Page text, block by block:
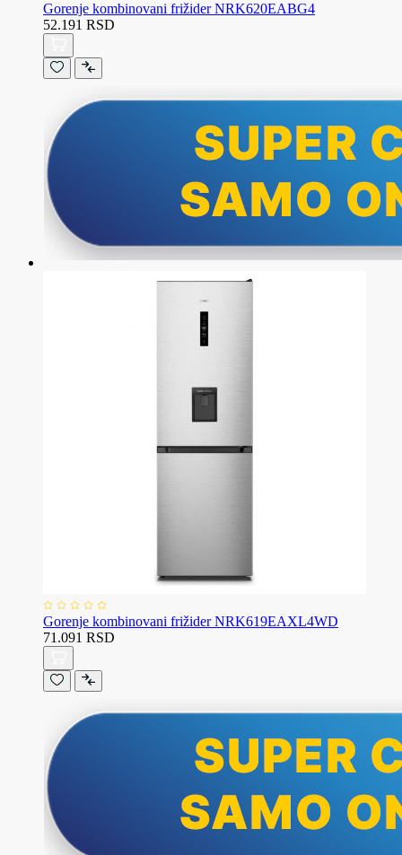
Gorenje kombinovani frižider NRK620EABG4
52.191 RSD
Gorenje kombinovani frižider NRK619EAXL4WD
71.091 RSD